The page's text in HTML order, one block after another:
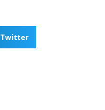
Twitter